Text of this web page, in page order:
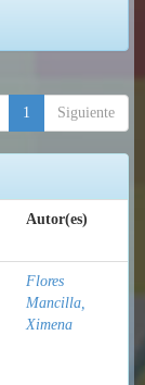
1 Siguiente
Autor(es)
Flores
Mancilla,
Ximena